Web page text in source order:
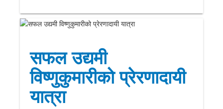
सफल उद्यमी
विष्णुकुमारीको प्रेरणादायी
यात्रा